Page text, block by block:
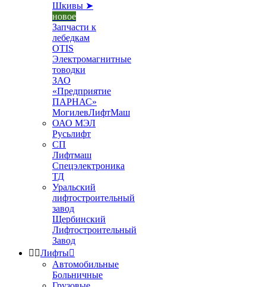
Шкивы ➤
новое
Запчасти к
лебедкам
OTIS
Электромагнитные
товодки
ЗАО
«Предприятие
ПАРНАС»
МогилевЛифтМаш
ОАО МЭЛ
Русьлифт
СП
Лифтмаш
Спецэлектроника
ТД
Уральский
лифтостроительный
завод
Щербинский
Лифтостроительный
Завод
 Лифты
Автомобильные
Больничные